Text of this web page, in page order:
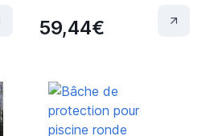
59,44€